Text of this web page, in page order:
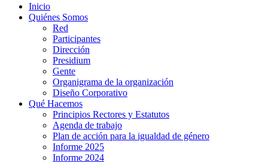
Inicio
Quiénes Somos
Red
Participantes
Dirección
Presidium
Gente
Organigrama de la organización
Diseño Corporativo
Qué Hacemos
Principios Rectores y Estatutos
Agenda de trabajo
Plan de acción para la igualdad de género
Informe 2025
Informe 2024